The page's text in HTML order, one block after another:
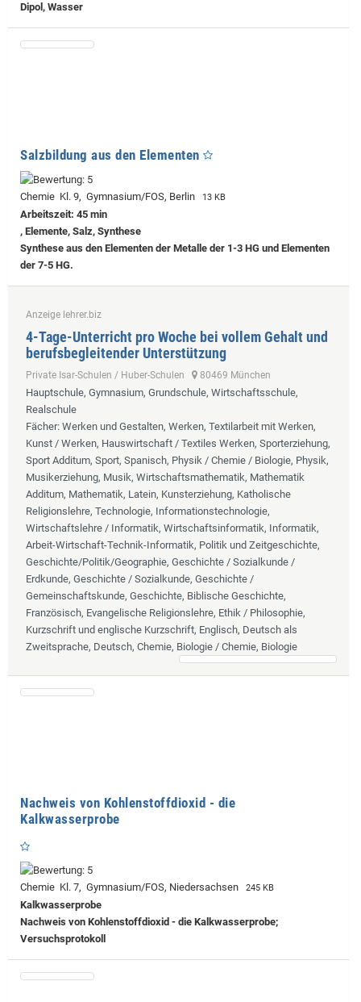
Dipol, Wasser
Salzbildung aus den Elementen
Chemie Kl. 9, Gymnasium/FOS, Berlin 13 KB
Arbeitszeit: 45 min
, Elemente, Salz, Synthese
Synthese aus den Elementen der Metalle der 1-3 HG und Elementen
der 7-5 HG.
Anzeige lehrer.biz
4-Tage-Unterricht pro Woche bei vollem Gehalt und
berufsbegleitender Unterstützung
Private Isar-Schulen / Huber-Schulen 80469 München
Hauptschule, Gymnasium, Grundschule, Wirtschaftsschule,
Realschule
Fächer: Werken und Gestalten, Werken, Textilarbeit mit Werken,
Kunst / Werken, Hauswirtschaft / Textiles Werken, Sporterziehung,
Sport Additum, Sport, Spanisch, Physik / Chemie / Biologie, Physik,
Musikerziehung, Musik, Wirtschaftsmathematik, Mathematik
Additum, Mathematik, Latein, Kunsterziehung, Katholische
Religionslehre, Technologie, Informationstechnologie,
Wirtschaftslehre / Informatik, Wirtschaftsinformatik, Informatik,
Arbeit-Wirtschaft-Technik-Informatik, Politik und Zeitgeschichte,
Geschichte/Politik/Geographie, Geschichte / Sozialkunde /
Erdkunde, Geschichte / Sozialkunde, Geschichte /
Gemeinschaftskunde, Geschichte, Biblische Geschichte,
Französisch, Evangelische Religionslehre, Ethik / Philosophie,
Kurzschrift und englische Kurzschrift, Englisch, Deutsch als
Zweitsprache, Deutsch, Chemie, Biologie / Chemie, Biologie
Nachweis von Kohlenstoffdioxid - die
Kalkwasserprobe
Chemie Kl. 7, Gymnasium/FOS, Niedersachsen 245 KB
Kalkwasserprobe
Nachweis von Kohlenstoffdioxid - die Kalkwasserprobe;
Versuchsprotokoll